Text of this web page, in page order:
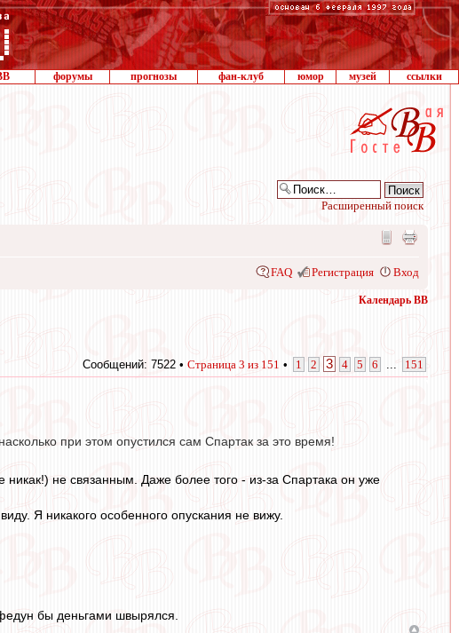
форумы прогнозы фан-клуб юмор музей ссылки
Расширенный поиск
FAQ Регистрация Вход
Календарь ВВ
Сообщений: 7522 • Страница 3 из 151 • 1 2 3 4 5 6 151
при этом опустился сам Спартак за это время!
не связанным. Даже более того - из-за Спартака он уже
Я никакого особенного опускания не вижу.
бы деньгами швырялся.